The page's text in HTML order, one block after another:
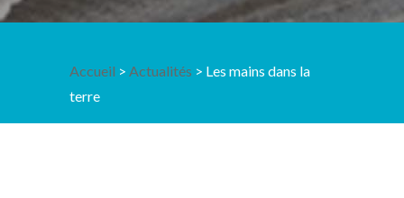
Accueil >Actualités > Les mains dans la
terre